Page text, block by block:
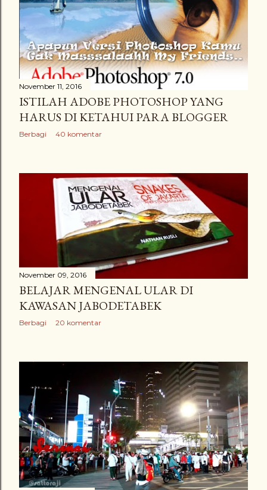
November 11, 2016
ISTILAH ADOBE PHOTOSHOP YANG
HARUS DI KETAHUI PARA BLOGGER
Berbagi 40 komentar
November 09, 2016
BELAJAR MENGENAL ULAR DI
KAWASAN JABODETABEK
Berbagi 20 komentar